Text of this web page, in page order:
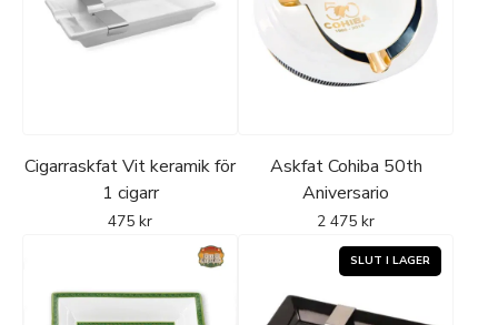
Cigarraskfat Vit keramik för
1 cigarr
475 kr
Askfat Cohiba 50th
Aniversario
2 475 kr